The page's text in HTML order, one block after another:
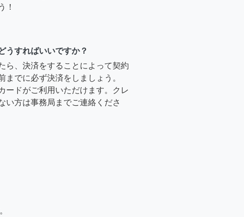
！
うすればいいですか？
ら、決済をすることによって契約
までに必ず決済をしましょう。
ードがご利用いただけます。クレ
い方は事務局までご連絡くださ